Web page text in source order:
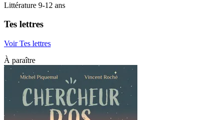
Littérature 9-12 ans
Tes lettres
Voir Tes lettres
À paraître